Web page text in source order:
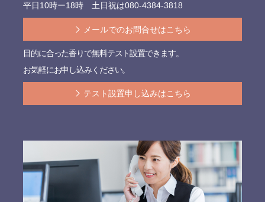
平日10時ー18時 土日祝は080-4384-3818
メールでのお問合せはこちら
目的に合った香りで無料テスト設置できます。
お気軽にお申し込みください。
テスト設置申し込みはこちら